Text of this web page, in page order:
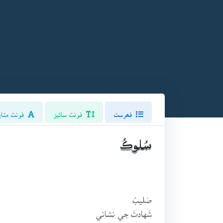
فونٽ سائيز فونٽ
سُلوڪُ
صَليبُ
شَهادتَ جي نشاني